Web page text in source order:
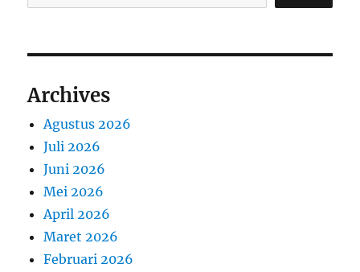
Archives
Agustus 2026
Juli 2026
Juni 2026
Mei 2026
April 2026
Maret 2026
Februari 2026